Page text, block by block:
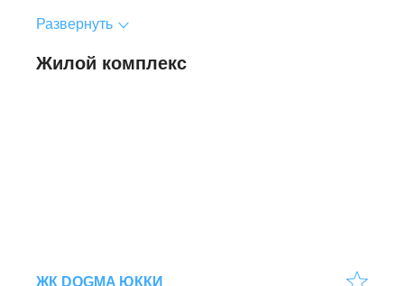
Развернуть
Жилой комплекс
ЖК DOGMA ЮККИ